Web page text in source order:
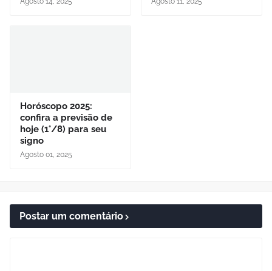
Horóscopo 2025:
confira a previsão de
hoje (1°/8) para seu
signo
Agosto 01, 2025
Postar um comentário